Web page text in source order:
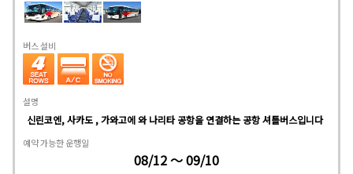
버스 설비
설명
신린코엔, 사카도 , 가와고에 와 나리타 공항을 연결하는 공항 셔틀버스입니다
예약 가능한 운행일
08/12 ～ 09/10